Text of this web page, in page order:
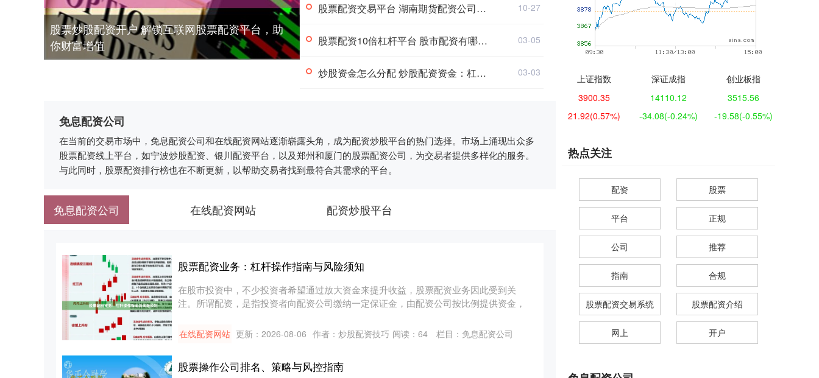
股票炒股配资开户 解锁互联网股票配资平台，助
你财富增值
股票配资交易平台 湖南期货配资公司排名榜单，助你投资决策 10-27
股票配资10倍杠杆平台 股市配资有哪些类型？一文了解不同配资方式 03-05
炒股资金怎么分配 炒股配资资金：杠杆投资，风险与收益并存 03-03
免息配资公司
在当前的交易市场中，免息配资公司和在线配资网站逐渐崭露头角，成为配资炒股平台的热门选择。市场上涌现出众多
股票配资线上平台，如宁波炒股配资、银川配资平台，以及郑州和厦门的股票配资公司，为交易者提供多样化的服务。
与此同时，股票配资排行榜也在不断更新，以帮助交易者找到最符合其需求的平台。
免息配资公司 在线配资网站 配资炒股平台
股票配资业务：杠杆操作指南与风险须知
在股市投资中，不少投资者希望通过放大资金来提升收益，股票配资业务因此受到关
注。所谓配资，是指投资者向配资公司缴纳一定保证金，由配资公司按比例提供资金，
在线配资网站 更新：2026-08-06 作者：炒股配资技巧 阅读： 64 栏目： 免息配资公司
股票操作公司排名、策略与风控指南
上证指数
3900.35
21.92(0.57%)
深证成指
14110.12
-34.08(-0.24%)
创业板指
3515.56
-19.58(-0.55%)
热点关注
配资 股票
平台 正规
公司 推荐
指南 合规
股票配资交易系统 股票配资介绍
网上 开户